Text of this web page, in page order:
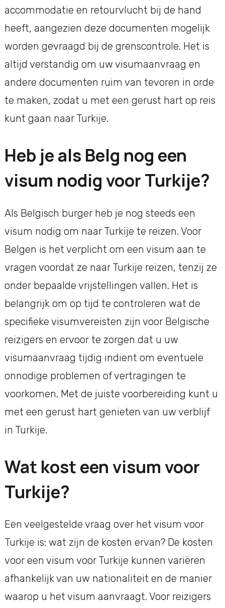
accommodatie en retourvlucht bij de hand
heeft, aangezien deze documenten mogelijk
worden gevraagd bij de grenscontrole. Het is
altijd verstandig om uw visumaanvraag en
andere documenten ruim van tevoren in orde
te maken, zodat u met een gerust hart op reis
kunt gaan naar Turkije.
Heb je als Belg nog een
visum nodig voor Turkije?
Als Belgisch burger heb je nog steeds een
visum nodig om naar Turkije te reizen. Voor
Belgen is het verplicht om een visum aan te
vragen voordat ze naar Turkije reizen, tenzij ze
onder bepaalde vrijstellingen vallen. Het is
belangrijk om op tijd te controleren wat de
specifieke visumvereisten zijn voor Belgische
reizigers en ervoor te zorgen dat u uw
visumaanvraag tijdig indient om eventuele
onnodige problemen of vertragingen te
voorkomen. Met de juiste voorbereiding kunt u
met een gerust hart genieten van uw verblijf
in Turkije.
Wat kost een visum voor
Turkije?
Een veelgestelde vraag over het visum voor
Turkije is: wat zijn de kosten ervan? De kosten
voor een visum voor Turkije kunnen variëren
afhankelijk van uw nationaliteit en de manier
waarop u het visum aanvraagt. Voor reizigers